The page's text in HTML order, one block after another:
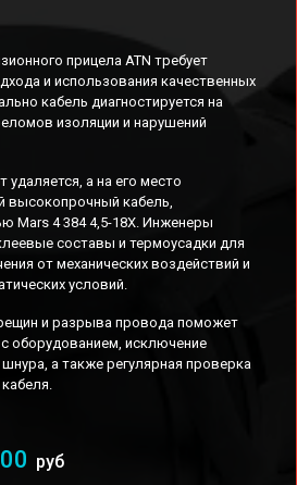
прицела ATN требует
и использования качественных
кабель диагностируется на
изоляции и нарушений
а на его место
высокопрочный кабель,
Mars 4 384 4,5-18X. Инженеры
составы и термоусадки для
от механических воздействий и
условий.
и разрыва провода поможет
оборудованием, исключение
а также регулярная проверка
руб